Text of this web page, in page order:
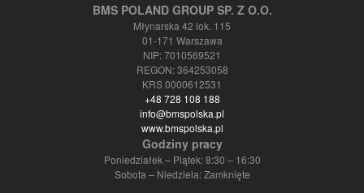
BMS POLAND GROUP SP. Z O.O.
Młynarska 42 lok. 115
01-171 Warszawa
NIP: 7010569521
REGON: 364253058
KRS 0000612531
+48 728 108 188
info@bmspolska.pl
www.bmspolska.pl
Godziny pracy
Poniedziałek – Piątek: 8:30 – 16:30
Sobota – Niedziela: Zamknięte